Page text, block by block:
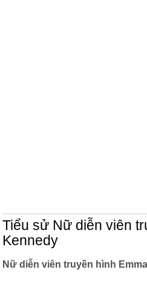
Tiểu sử Nữ diễn viên
Kennedy
Nữ diễn viên truyền hình